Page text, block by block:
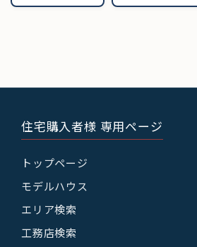
住宅購入者様 専用ページ
トップページ
モデルハウス
エリア検索
工務店検索